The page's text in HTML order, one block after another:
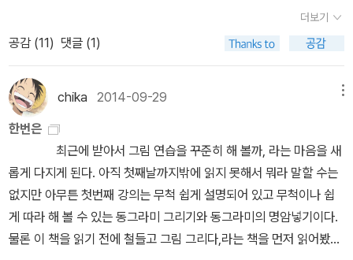
로서의 사서가 아니라, 지식의 보관소였던 수도원, 천사들이 사랑하
는 장소, 낭만이 숨쉬던 장소, 지역의 허브로서의 도서관을 지키는 사
람으로서의 모습이 뭔가 묵직하게 다가온다. 미래에 내가 이 사랑스
러운 공간을 지키는 사람이 될 수 있을까? 우치다 다쓰루처럼 <도서
관에는 사람이 없는 것이 좋다>고 말하고도 싶지만 그건 차라리 이용
객의 입장에서 더 그럴 것 같다. 사서의 입장에서는 <날마다, 도서관
>으로 오세요! 라고 해야 하겠지? 도서관을 생각하니 데이비드 스몰
의 그림책을 읽고 싶어진다.
료와의 헤프닝으로 일상은 언제고 궤도를 벗어나기 마련이다. 이는
반복되는 일상에 변화는 주는 요소이면서 동시에 이 ‘얽힘’을 환기하
많은 존재들과 얽혀 살아가고 있는가. 나는 주인공이 양아치 같이만
보이던 젋은 동료의 선한 모습을 발견하는 장면이 좋았다. 이 젊은 동
료는 어느 정신지체 청소년이 자신의 귀를 만지는 것을 좋아한다고
활짝 웃으며, 이 청소년에게 자신의 귀를 내어주는 모습말이다. 물론
빔 벤더스의 시선과 의도일테다. 모든 사람에겐 이처럼 다양한 모습
을 지니고 살아가는 복잡한 존재라는 것을 내게 말해주는 듯하다. 모
순적이고 불합리하다고 여겨지는 모습의 사람이라도 그에게는 또 우
리가 모르는 그만의 사정이 있을 수 있음을 깨닫는다. 한 사람의 마음
색이 포인트로 들어간 책이라고 해야 할 듯. 빔 벤더스《한 번은》
(빔 벤더스의 사진 그리고 이야기들)(이봄출판사)토마 피케티《21세
기 자본》(글항아리)이 책 읽을 때 정말 경제학 공부 불탔는데!폴 프리
드먼《미각의 역사》(21세기 북스)마르크스-엥겔스《마르크스·엥겔스
문학예술론》(미다스북스)테리 이글턴《성스러운 테러》(생각의 나무)
자본주의, 공산주의 관련만 되면 온통 빨갛다;; 욕망과 폭력이 수반되
는 한 그것들은 짝패지...도리스 레싱《생존자의 회고록》(황금가지)
(한길 그레이트 북스)레비 스트로스 《슬픈 열대》테오도르 아
도르노《부정변증법》(동서문화사 월드북)김부식《삼국사기》셰익스피
어니체《인간적인 너무나 인간적인》나보코프 & 피츠제럴드《롤리타·
의 들판 (견인 도시 연대기 4) (필립리브 / 부키) (42) 의자놀이(쌍
용자동차 이야기) (공지영 / 휴머니스트) (43) 내 아이가 살아갈 행
복한 사회 (이상이, 김윤태 / 한권의 책) (44) BBK의 배신 (김경준 /
비비케이북스) (45) 그리스인 조르바 (니코스 카잔차키스 / 이윤기 /
열린책들) (46) 하악하악 (이외수 / 해냄) (47) 내가 알고 있는걸 당
신도 알게 된다면 (칼 필레머 / 토네이도) (48) 이상한 나라의 앨리
스 (루이스 캐럴 / 최인자 / 현대문학) (49) 거울 나라의 앨리스 (루
이스 캐럴 / 최인자 / 현대문학) (50) 소크라테스의 변명 (크리톤·파
이돈·향연) (플라톤 / 황문수 / 문예출판사)
에 브레송전 티켓 준다고 해서 예술분야 책들 둘러봤다. 요망한 예술
MD. 책도 잘도 골라놨네. 오늘주문한 책은 지난번에도 소개했던 알
무 힘들어져서 그냥 한 권만 주문했다. 스물여덟 살 젊은 나이에 파격
적으로 <뉴요커>에 입성한 이래 전임자들 못지않은 지식과 열정과
필력으로 미국 음악 비평계를 선도적으로 이끌고 있는 알렉스 로스의
음악비평서다. 이 책은 저자가 10년 넘게 <뉴요커>에 기고했던 글을
한 권의 책으로 모은 것으로 작곡가, 지휘자, 피아니스트, 록 밴드, 싱
어송라이터 등 다양한 음악가들의 자취를 따라가며 음악의 역사와 음
악의 본질에 대해 이야기하고 있다.17세기 초 춤곡부터 20세기 블루
스와 록에 이르기까지 두세 개의 반복되는 베이스라인과 애가를 주제
책들이다. 문동도 그렇지만 창비나 열린책들, 민음사의 세계문학은
골고루 갖고 있으면서 띄엄띄엄이 아니라 세트로 소장하고 싶은 욕심
이 나는 책들이고. 레미제라블은 이미 진즉에 질렀으니 아쉬움이 없
지만 다른 책들은 조금 아쉽다. 도스또옙스끼의 작품도 찾아야겠는
데... 그건 나중에 제값 주고라도 사면 되니까 라는 배짱으로 버티고
있는 중. 돈끼호테도 물론 그런. 잊고 있다가 도서정가제때문에 둘러
보면서 확 질러버린 책은 레모니 스니켓의 위험한 대결. 이건 진즉에
읽고 싶었으나 구입을 해서 소장해야하는가,라는 의구심에 자꾸 구입
을 미뤘었는데 쌓여있는 적립금도 있겠다.. 그냥 확 구입해버렸다. 이
기회에. 오늘 출근길에 앞에서 느긋이 가방메고 이어폰으로 음악을
들으며 걷고 있는 애를 무심코 지나치려하는데 저 앞쪽에 있던 녀석
더보기
공감 (11) 댓글 (1)
chika 2014-09-29
한번은
롭게 다지게 된다. 아직 첫째날까지밖에 읽지 못해서 뭐라 말할 수는
없지만 아무튼 첫번째 강의는 무척 쉽게 설명되어 있고 무척이나 쉽
게 따라 해 볼 수 있는 동그라미 그리기와 동그라미의 명암넣기이다.
물론 이 책을 읽기 전에 철들고 그림 그리다,라는 책을 먼저 읽어봤다.